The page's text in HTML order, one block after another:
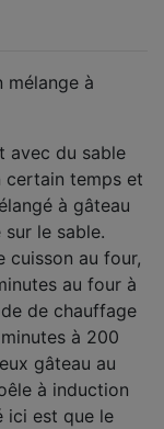
mélange à
avec du sable
certain temps et
à gâteau
le sable.
cuisson au four,
au four à
de chauffage
à 200
gâteau au
à induction
ici est que le